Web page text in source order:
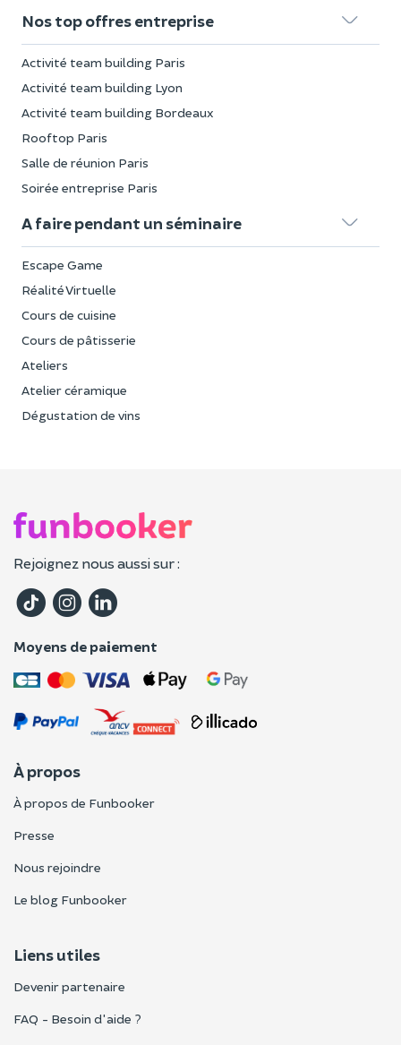
Nos top offres entreprise
Activité team building Paris
Activité team building Lyon
Activité team building Bordeaux
Rooftop Paris
Salle de réunion Paris
Soirée entreprise Paris
A faire pendant un séminaire
Escape Game
Réalité Virtuelle
Cours de cuisine
Cours de pâtisserie
Ateliers
Atelier céramique
Dégustation de vins
Rejoignez nous aussi sur :
Moyens de paiement
À propos
À propos de Funbooker
Presse
Nous rejoindre
Le blog Funbooker
Liens utiles
Devenir partenaire
FAQ - Besoin d'aide ?